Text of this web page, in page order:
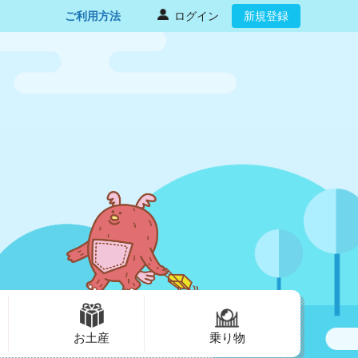
ご利用方法 ログイン 新規登録
お土産 乗り物